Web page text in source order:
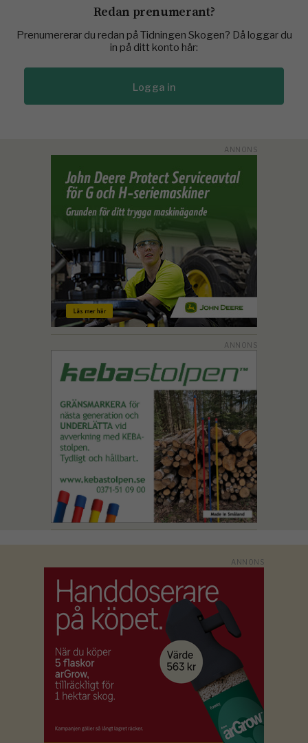
Redan prenumerant?
Prenumererar du redan på Tidningen Skogen? Då loggar du
in på ditt konto här:
Logga in